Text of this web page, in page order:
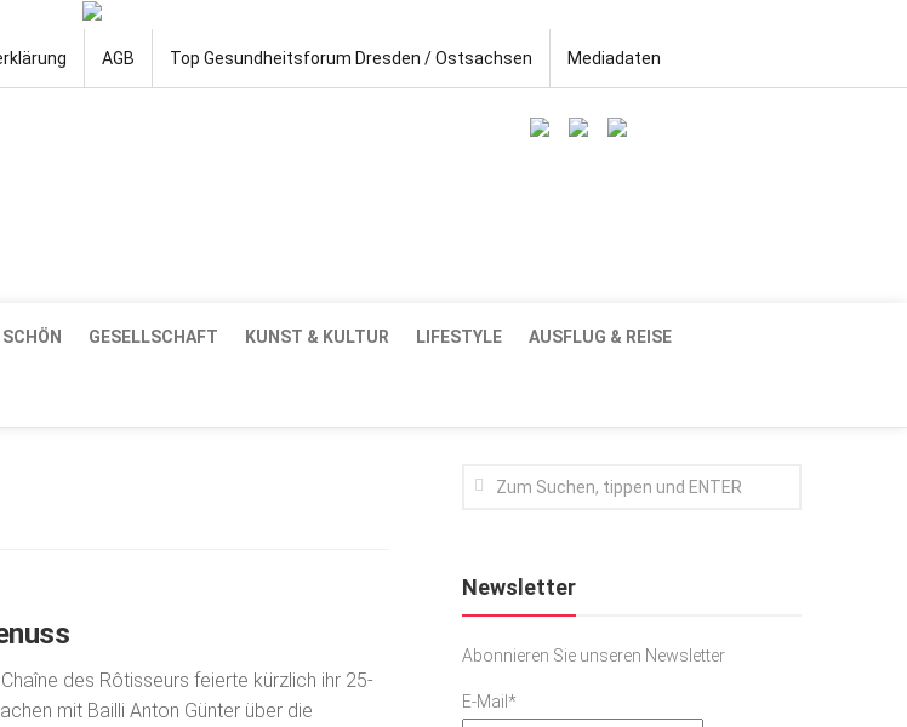
AGB Top Gesundheitsforum Dresden / Ostsachsen Mediadaten
GESELLSCHAFT KUNST & KULTUR LIFESTYLE AUSFLUG & REISE
des Rôtisseurs feierte kürzlich ihr 25-
mit Bailli Anton Günter über die
Newsletter
Abonnieren Sie unseren Newsletter
E-Mail*